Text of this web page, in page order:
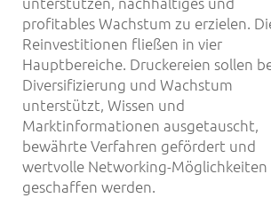
profitables Wachstum zu erzielen.
Reinvestitionen fließen in vier
Hauptbereiche. Druckereien sollen
Diversifizierung und Wachstum
unterstützt, Wissen und
Marktinformationen ausgetauscht,
bewährte Verfahren gefördert und
wertvolle Networking-Möglichkeiten
geschaffen werden.